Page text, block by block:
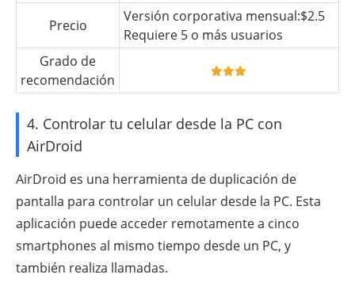
Precio
Versión corporativa mensual:$2.5
Requiere 5 o más usuarios
Grado de
recomendación
4. Controlar tu celular desde la PC con
AirDroid
AirDroid es una herramienta de duplicación de
pantalla para controlar un celular desde la PC. Esta
aplicación puede acceder remotamente a cinco
smartphones al mismo tiempo desde un PC, y
también realiza llamadas.